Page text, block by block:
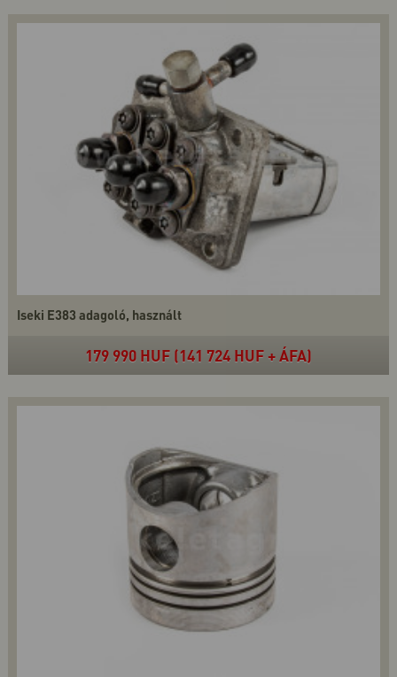
Iseki E383 adagoló, használt
179 990 HUF (141 724 HUF + ÁFA)